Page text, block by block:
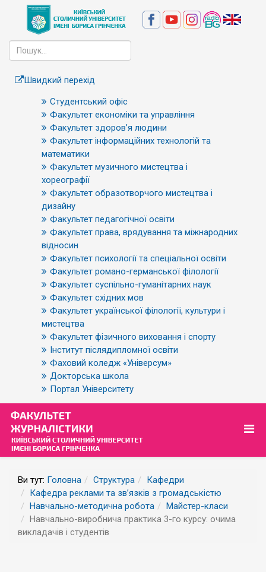
Швидкий перехід
Студентський офіс
Факультет економіки та управління
Факультет здоров’я людини
Факультет інформаційних технологій та
математики
Факультет музичного мистецтва і
хореографії
Факультет образотворчого мистецтва і
дизайну
Факультет педагогічної освіти
Факультет права, врядування та міжнародних
відносин
Факультет психології та спеціальної освіти
Факультет романо-германської філології
Факультет суспільно-гуманітарних наук
Факультет східних мов
Факультет української філології, культури і
мистецтва
Факультет фізичного виховання і спорту
Інститут післядипломної освіти
Фаховий коледж «Універсум»
Докторська школа
Портал Університету
Ви тут: Головна Структура
Кафедри
Кафедра реклами та зв’язків з громадськістю
Навчально-методична робота
Майстер-класи
Навчально-виробнича практика 3-го курсу: очима
викладачів і студентів